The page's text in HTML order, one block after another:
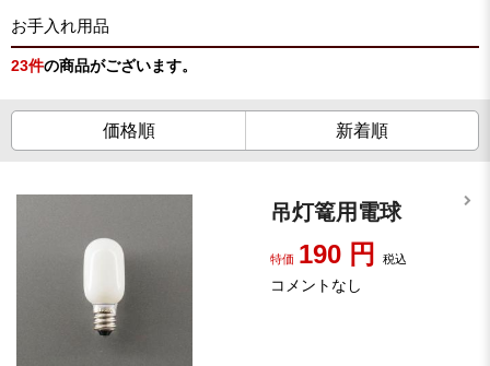
お手入れ用品
23件の商品がございます。
価格順 新着順
吊灯篭用電球
特価 190 円 税込
コメントなし